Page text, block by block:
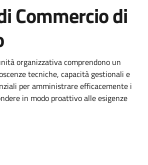
Commercio di
organizzativa comprendono un
tecniche, capacità gestionali e
per amministrare efficacemente i
in modo proattivo alle esigenze